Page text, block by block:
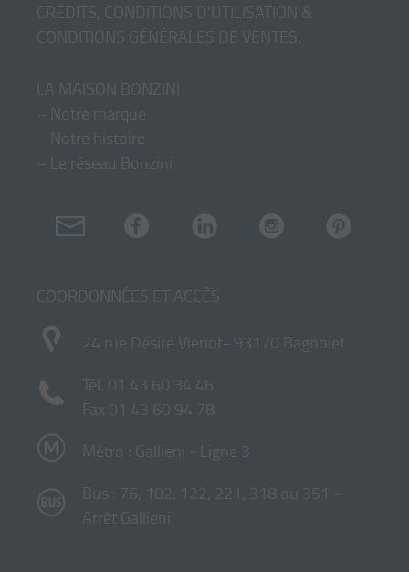
CRÉDITS, CONDITIONS D'UTILISATION &
CONDITIONS GÉNÉRALES DE VENTES
LA MAISON BONZINI
– Notre marque
– Notre histoire
– Le réseau Bonzini
COORDONNÉES ET ACCÈS
24 rue Désiré Vienot- 93170 Bagnolet
Tél. 01 43 60 34 46
Fax 01 43 60 94 78
Métro : Gallieni - Ligne 3
Bus : 76, 102, 122, 221, 318 ou 351 -
Arrêt Gallieni